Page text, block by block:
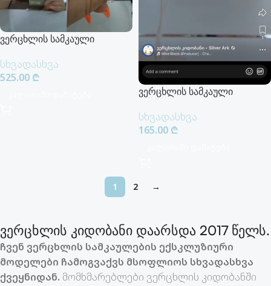
ვერცხლის სამკაული
სხვადასხვა
525.00 ₾
ვერცხლის სამკაული
სხვადასხვა
165.00 ₾
1 2 →
ვერცხლის კიდობანი დაარსდა 2017 წელს.
ჩვენ ვერცხლის სამკაულების ექსკლუზიური
მოდელები ჩამოგვაქვს მსოფლიოს სხვადასხვა
ქვეყნიდან. მომხმარებლები ვერცხლის კიდობანში